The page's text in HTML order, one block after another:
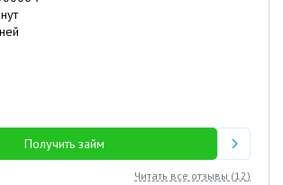
Получить займ
Читать все отзывы (12)